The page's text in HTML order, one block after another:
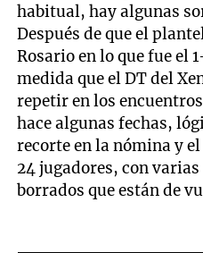
habitual, hay algunas
Después de que el
Rosario en lo que fue el
medida que el DT del
repetir en los
hace algunas fechas,
recorte en la nómina y
24 jugadores, con
borrados que están de